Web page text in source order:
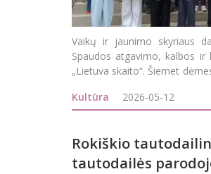
Vaikų ir jaunimo skyriaus
Spaudos atgavimo, kalbos
„Lietuva skaito“. Šiemet
Kultūra
2026-05-12
Rokiškio
tautodailės